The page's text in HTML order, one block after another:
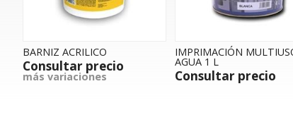
BARNIZ ACRILICO
Consultar precio
más variaciones
IMPRIMACIÓN
AGUA 1 L
Consultar precio